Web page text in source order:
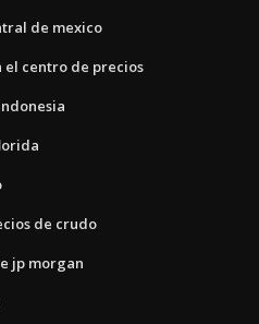
de mexico
el centro de precios
de crudo
jp morgan